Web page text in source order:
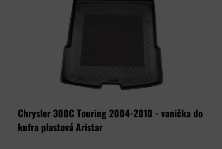
Chrysler 300C Touring 2004-2010 - vanička do
kufra plastová Aristar